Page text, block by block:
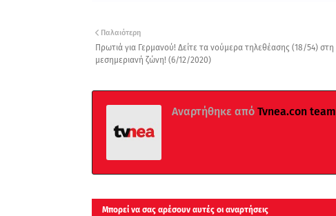
Παλαιότερη
Πρωτιά για Γερμανού! Δείτε τα νούμερα τηλεθέασης (18/54) στη
μεσημεριανή ζώνη! (6/12/2020)
Αναρτήθηκε από Tvnea.con team
Μπορεί να σας αρέσουν αυτές οι αναρτήσεις